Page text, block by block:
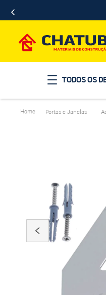
TODOS OS
Portas e Janelas